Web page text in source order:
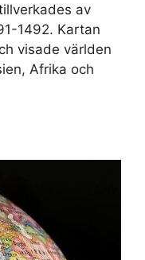
av
1492. Kartan
visade världen
Afrika och